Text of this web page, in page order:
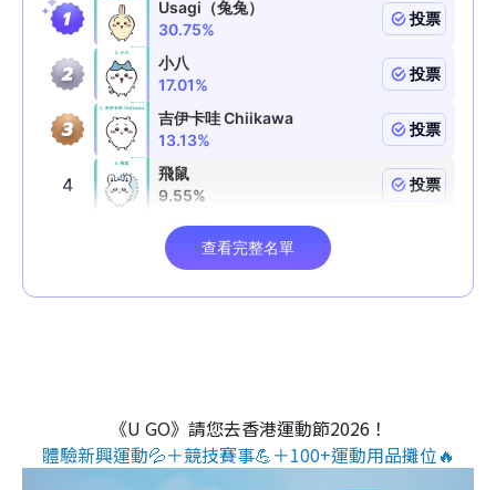
《U GO》請您去香港運動節2026！
體驗新興運動💦＋競技賽事💪＋100+運動用品攤位🔥